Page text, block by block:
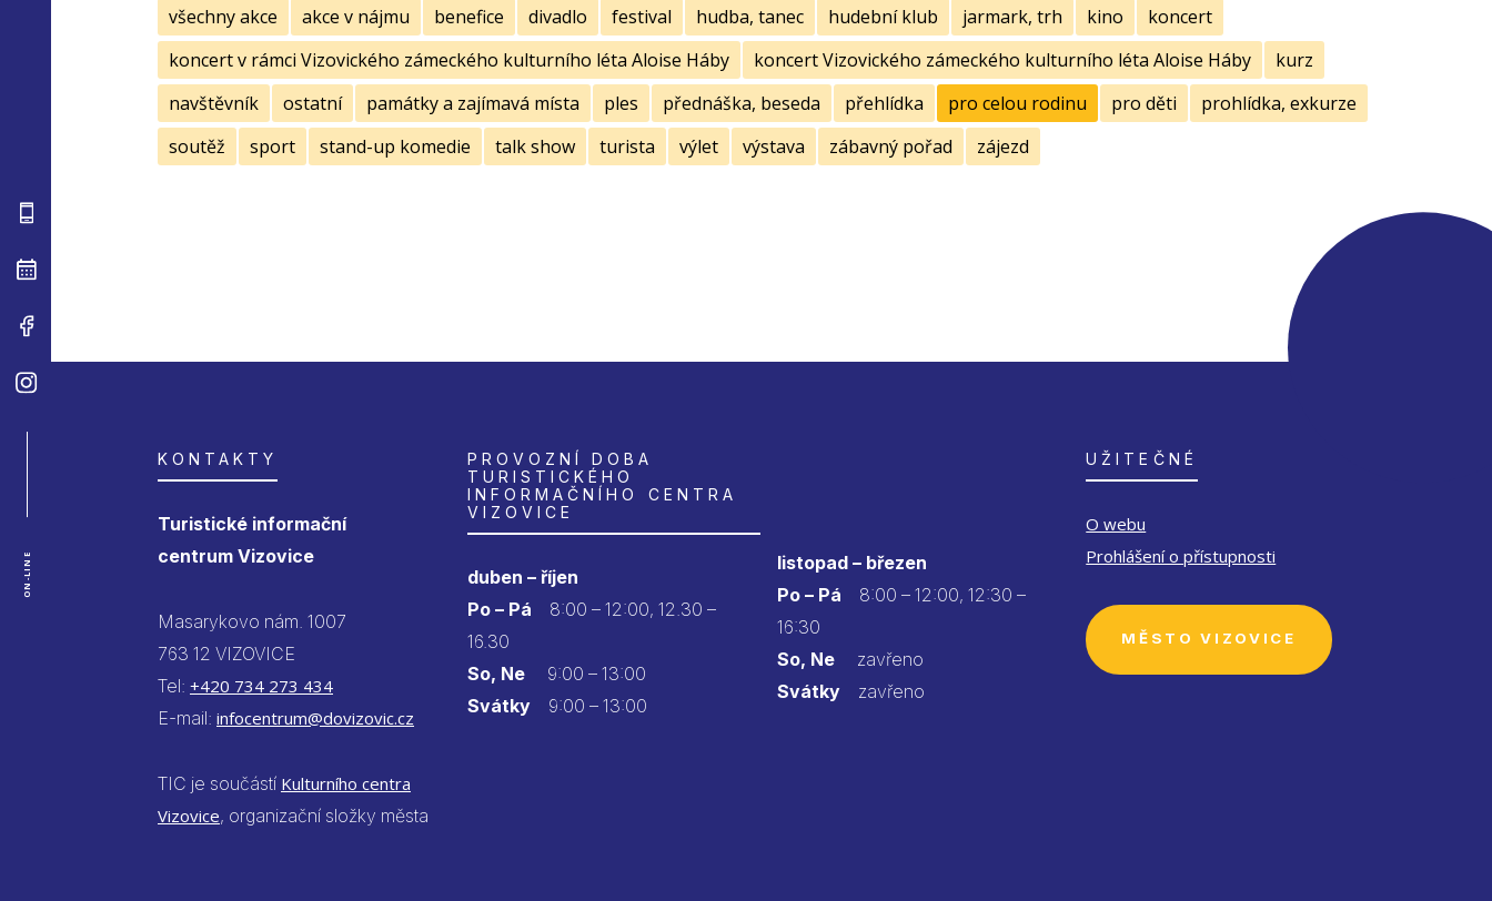
ON-LINE
všechny akce
akce v nájmu benefice divadlo festival hudba, tanec hudební klub jarmark, trh kino
koncert
koncert v rámci Vizovického zámeckého kulturního léta Aloise Háby
koncert Vizovického zámeckého kulturního léta Aloise Háby
kurz
navštěvník
ostatní památky a zajímavá místa ples přednáška, beseda přehlídka pro celou rodinu pro děti
prohlídka, exkurze
soutěž
sport stand-up komedie talk show turista výlet výstava zábavný pořad zájezd
KONTAKTY
Turistické informační
centrum Vizovice
Masarykovo nám. 1007
763 12 VIZOVICE
Tel: +420 734 273 434
E-mail: infocentrum@dovizovic.cz
TIC je součástí Kulturního centra
Vizovice, organizační složky města
PROVOZNÍ DOBA
TURISTICKÉHO
INFORMAČNÍHO CENTRA
VIZOVICE
duben – říjen
Po – Pá
8:00 – 12:00, 12.30 –
16.30
So, Ne9:00 – 13:00
Svátky9:00 – 13:00
listopad – březen
Po – Pá 8:00 – 12:00, 12:30 –
16:30
So, Nezavřeno
Svátkyzavřeno
UŽITEČNÉ
O webu
Prohlášení o přístupnosti
MĚSTO VIZOVICE